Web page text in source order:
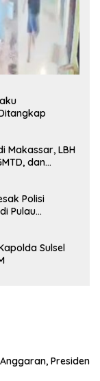
Makassar, LBH
dan
Polisi
Pulau
Sulsel
Presiden